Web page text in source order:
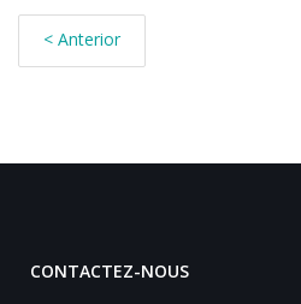
< Anterior
CONTACTEZ-NOUS